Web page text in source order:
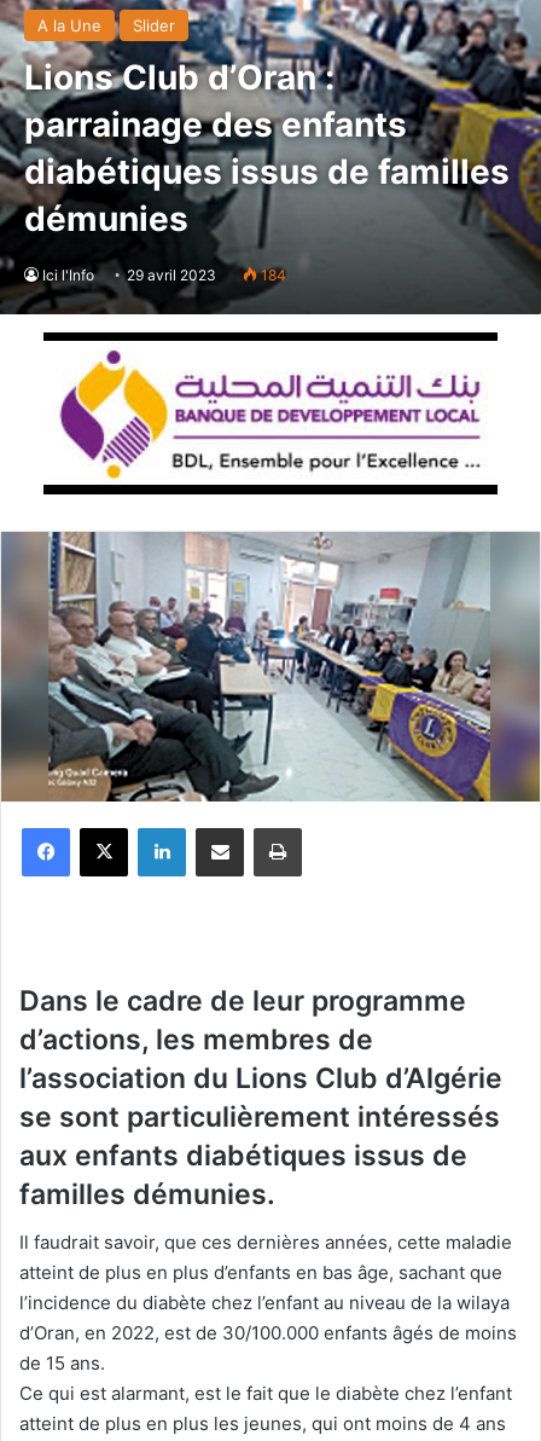
A la Une Slider
Lions Club d’Oran :
parrainage des enfants
diabétiques issus de familles
démunies
Ici l'Info 29 avril 2023 184
Dans le cadre de leur programme
d’actions, les membres de
l’association du Lions Club d’Algérie
se sont particulièrement intéressés
aux enfants diabétiques issus de
familles démunies.
Il faudrait savoir, que ces dernières années, cette maladie
atteint de plus en plus d’enfants en bas âge, sachant que
l’incidence du diabète chez l’enfant au niveau de la wilaya
d’Oran, en 2022, est de 30/100.000 enfants âgés de moins
de 15 ans.
Ce qui est alarmant, est le fait que le diabète chez l’enfant
atteint de plus en plus les jeunes, qui ont moins de 4 ans